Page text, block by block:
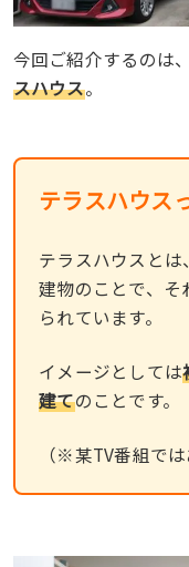
今回ご紹介するのは
スハウス。
テラスハウス
テラスハウスと
建物のことで、
られています。
イメージとしては
建てのことです。
（※某TV番組では